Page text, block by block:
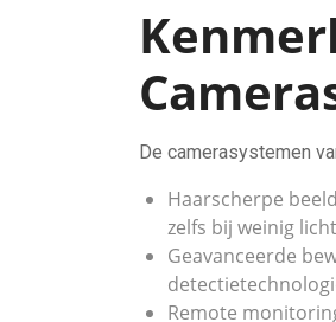
De camerasystemen
Haarscherpe
zelfs bij weinig
Geavanceerde
Remote